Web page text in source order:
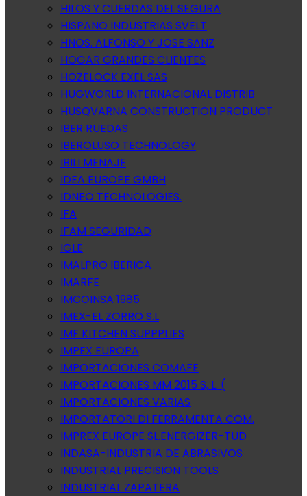
HILOS Y CUERDAS DEL SEGURA
HISPANO INDUSTRIAS SVELT
HNOS. ALFONSO Y JOSE SANZ
HOGAR GRANDES CLIENTES
HOZELOCK EXEL SAS
HUGWORLD INTERNACIONAL DISTRIB
HUSQVARNA CONSTRUCTION PRODUCT
IBER RUEDAS
IBEROLUSO TECHNOLOGY
IBILI MENAJE
IDEA EUROPE GMBH
IDNEO TECHNOLOGIES.
IFA
IFAM SEGURIDAD
IGLE
IMALPRO IBERICA
IMARFE
IMCOINSA 1985
IMEX-EL ZORRO S.L
IMF KITCHEN SUPPPLIES
IMPEX EUROPA
IMPORTACIONES COMAFE
IMPORTACIONES MM 2015 S, L. (
IMPORTACIONES VARIAS
IMPORTATORI DI FERRAMENTA COM.
IMPREX EUROPE SL.ENERGIZER-TUD
INDASA-INDUSTRIA DE ABRASIVOS
INDUSTRIAL PRECISION TOOLS
INDUSTRIAL ZAPATERA